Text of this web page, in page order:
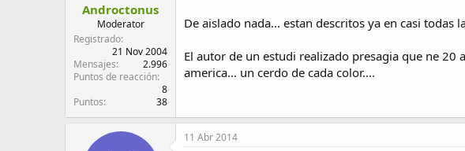
Androctonus
Moderator
Registrado
21 Nov 2004
Mensajes
2.996
Puntos de reacción
8
Puntos
38
De aislado nada... estan descritos ya en casi todas
El autor de un estudi realizado presagia que ne
america... un cerdo de cada color....
11 Abr 2014